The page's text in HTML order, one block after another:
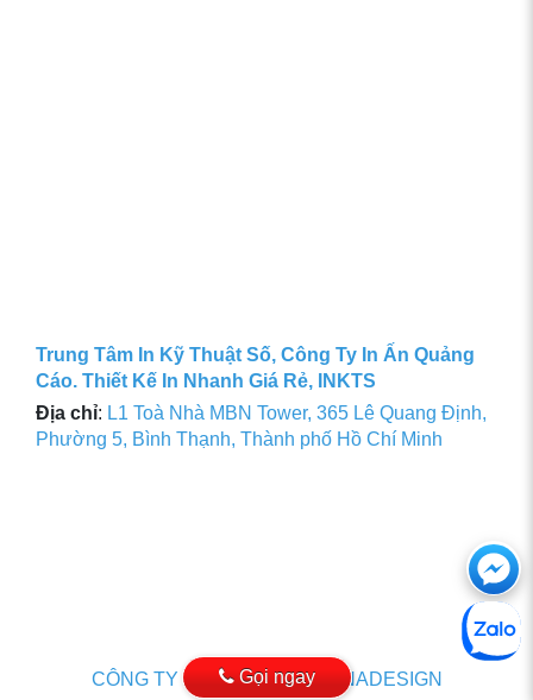
Trung Tâm In Kỹ Thuật Số, Công Ty In Ấn Quảng
Cáo. Thiết Kế In Nhanh Giá Rẻ, INKTS
Địa chỉ: L1 Toà Nhà MBN Tower, 365 Lê Quang Định,
Phường 5, Bình Thạnh, Thành phố Hồ Chí Minh
Gọi ngay
với
CÔNG TY THIẾT KẾ WEB VINADESIGN